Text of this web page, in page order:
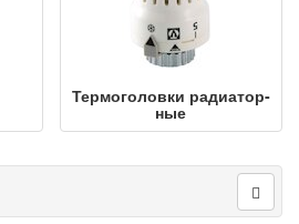
Тер­мо­го­лов­ки ра­ди­атор­
ные